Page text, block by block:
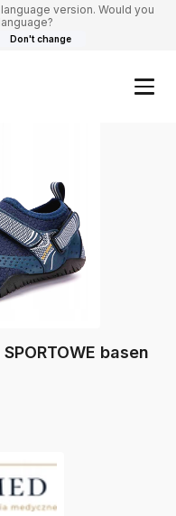
version. Would you
Don't change
basen